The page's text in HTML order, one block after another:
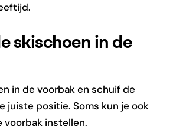
skischoen in de
in de voorbak en schuif de
juiste positie. Soms kun je ook
voorbak instellen.